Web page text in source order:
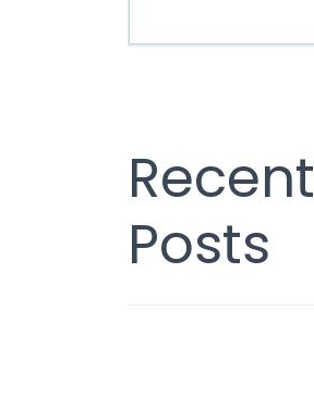
Recent
Posts